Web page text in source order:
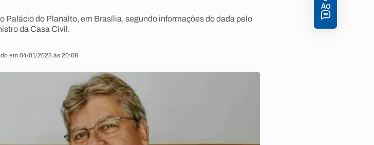
Palácio do Planalto, em Brasília, segundo informações do dada pelo
da Casa Civil.
em 04/01/2023 às 20:08